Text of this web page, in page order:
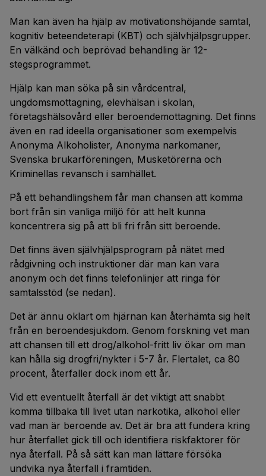
Man kan även ha hjälp av motivationshöjande samtal,
kognitiv beteendeterapi (KBT) och självhjälpsgrupper.
En välkänd och beprövad behandling är 12-
stegsprogrammet.
Hjälp kan man söka på sin vårdcentral,
ungdomsmottagning, elevhälsan i skolan,
företagshälsovård eller beroendemottagning. Det finns
även en rad ideella organisationer som exempelvis
Anonyma Alkoholister, Anonyma narkomaner,
Svenska brukarföreningen, Musketörerna och
Kriminellas revansch i samhället.
På ett behandlingshem får man chansen att komma
bort från sin vanliga miljö för att helt kunna
koncentrera sig på att bli fri från sitt beroende.
Det finns även självhjälpsprogram på nätet med
rådgivning och instruktioner där man kan vara
anonym och det finns telefonlinjer att ringa för
samtalsstöd (se nedan).
Det är ännu oklart om hjärnan kan återhämta sig helt
från en beroendesjukdom. Genom forskning vet man
att chansen till ett drog/alkohol-fritt liv ökar om man
kan hålla sig drogfri/nykter i 5-7 år. Flertalet, ca 80
procent, återfaller dock inom ett år.
Vid ett eventuellt återfall är det viktigt att snabbt
komma tillbaka till livet utan narkotika, alkohol eller
vad man är beroende av. Det är bra att fundera kring
hur återfallet gick till och identifiera riskfaktorer för
nya återfall. På så sätt kan man lättare försöka
undvika nya återfall i framtiden.